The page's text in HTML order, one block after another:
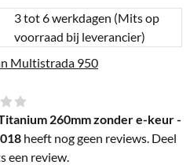
3 tot 6 werkdagen (Mits op
voorraad bij leverancier)
Multistrada 950
260mm zonder e-keur -
heeft nog geen reviews. Deel
een review.